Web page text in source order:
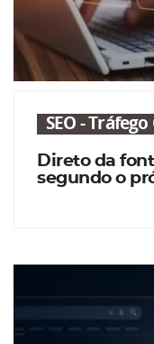
SEO -
Direto da
segundo o